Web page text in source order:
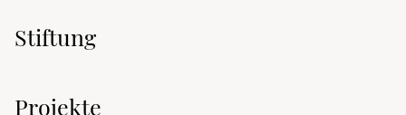
Stiftung
Projekte